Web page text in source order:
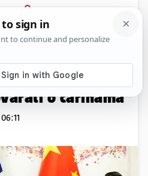
PRIJAVA
News Komentari
Kina kaže da
o carinama